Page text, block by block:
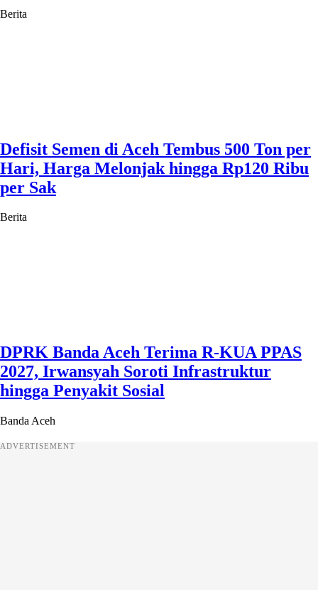
Berita
Defisit Semen di Aceh Tembus 500 Ton per
Hari, Harga Melonjak hingga Rp120 Ribu
per Sak
Berita
DPRK Banda Aceh Terima R-KUA PPAS
2027, Irwansyah Soroti Infrastruktur
hingga Penyakit Sosial
Banda Aceh
ADVERTISEMENT